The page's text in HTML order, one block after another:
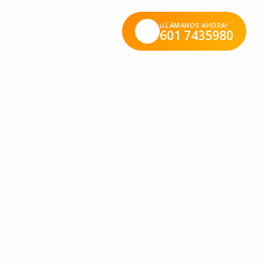
Stanford te lo cuenta.
¡LLÁMANOS AHORA!
601 7435980